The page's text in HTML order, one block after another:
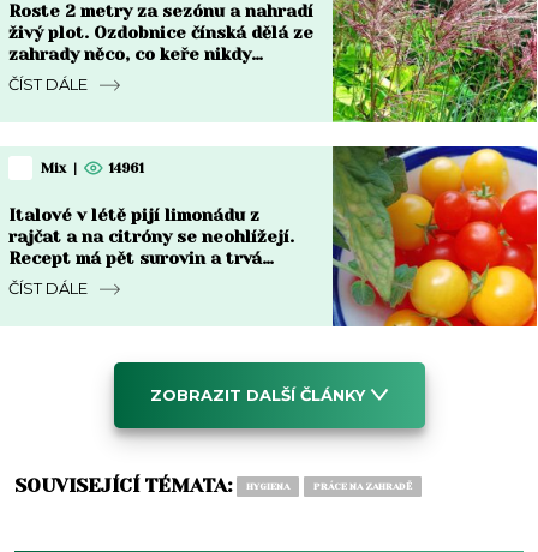
Roste 2 metry za sezónu a nahradí
živý plot. Ozdobnice čínská dělá ze
zahrady něco, co keře nikdy
nedokážou
ČÍST DÁLE
Mix | 14961
Italové v létě pijí limonádu z
rajčat a na citróny se neohlížejí.
Recept má pět surovin a trvá
deset minut
ČÍST DÁLE
ZOBRAZIT DALŠÍ ČLÁNKY
SOUVISEJÍCÍ TÉMATA: HYGIENA PRÁCE NA ZAHRADĚ